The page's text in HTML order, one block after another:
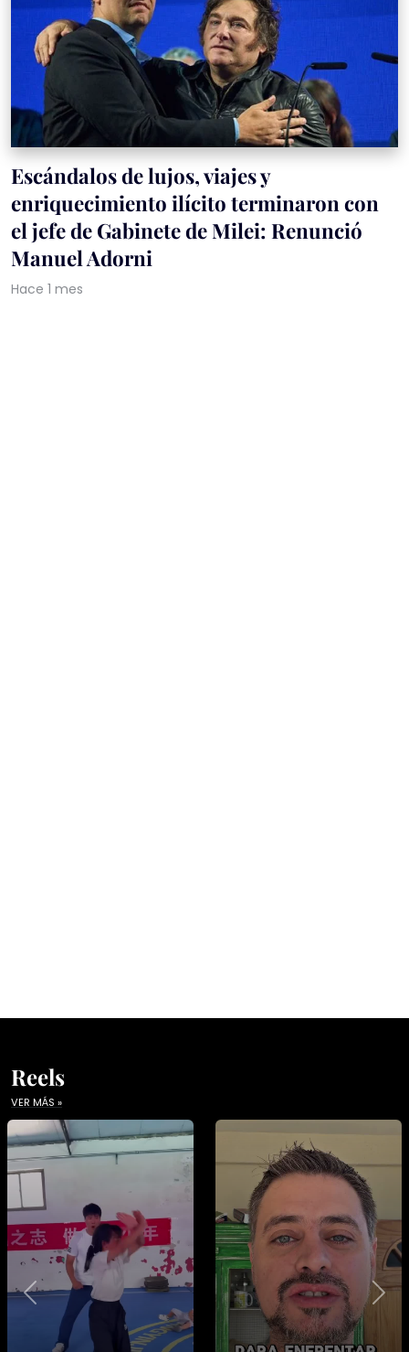
Escándalos de lujos, viajes y
enriquecimiento ilícito terminaron con
el jefe de Gabinete de Milei: Renunció
Manuel Adorni
Hace 1 mes
Reels
VER MÁS »
Previous